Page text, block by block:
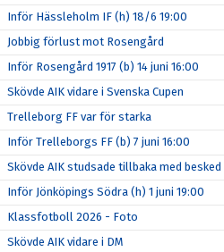
Inför Hässleholm IF (h) 18/6 19:00
Jobbig förlust mot Rosengård
Inför Rosengård 1917 (b) 14 juni 16:00
Skövde AIK vidare i Svenska Cupen
Trelleborg FF var för starka
Inför Trelleborgs FF (b) 7 juni 16:00
Skövde AIK studsade tillbaka med besked
Inför Jönköpings Södra (h) 1 juni 19:00
Klassfotboll 2026 - Foto
Skövde AIK vidare i DM